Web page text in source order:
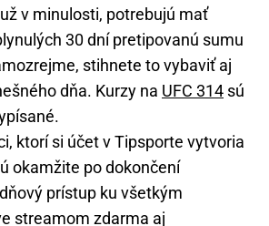
v minulosti, potrebujú mať
30 dní pretipovanú sumu
stihnete to vybaviť aj
dňa. Kurzy na UFC 314 sú
ktorí si účet v Tipsporte vytvoria
okamžite po dokončení
prístup ku všetkým
streamom zdarma aj